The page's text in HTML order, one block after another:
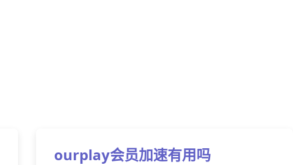
ourplay会员加速有用吗